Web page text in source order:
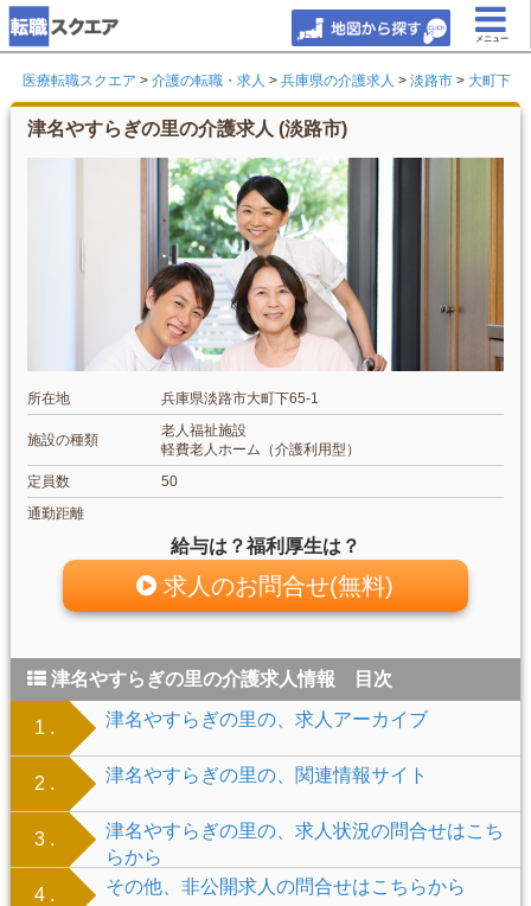
メニュー
医療転職スクエア > 介護の転職・求人 > 兵庫県の介護求人 > 淡路市 > 大町下
津名やすらぎの里の介護求人 (淡路市)
所在地 兵庫県淡路市大町下65-1
施設の種類
老人福祉施設
軽費老人ホーム（介護利用型）
定員数
50
通勤距離
給与は？福利厚生は？
求人のお問合せ(無料)
津名やすらぎの里の介護求人情報 目次
1 . 津名やすらぎの里の、求人アーカイブ
2 . 津名やすらぎの里の、関連情報サイト
3 .
津名やすらぎの里の、求人状況の問合せはこち
らから
4 .
その他、非公開求人の問合せはこちらから